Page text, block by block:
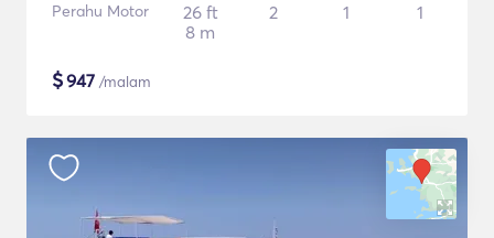
Perahu Motor
26 ft
8 m
2 1 1
$947 /malam